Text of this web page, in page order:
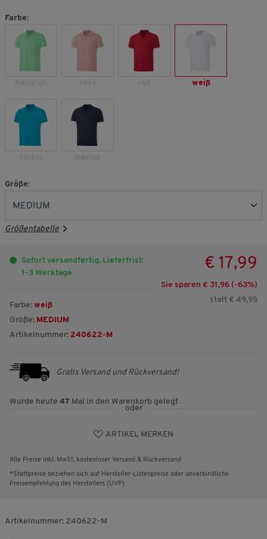
Farbe:
weiß
Größe:
Größentabelle
Sofort versandfertig, Lieferfrist:
1-3 Werktage
Farbe: weiß
Größe: MEDIUM
Artikelnummer: 240622-M
€ 17,99
Sie sparen € 31,96 (-63%)
statt € 49,95
Gratis Versand und Rückversand!
Wurde heute 47 Mal in den Warenkorb gelegt
oder
ARTIKEL MERKEN
Alle Preise inkl. MwSt, kostenloser Versand & Rückversand
*Stattpreise beziehen sich auf Hersteller-Listenpreise oder unverbindliche
Preisempfehlung des Herstellers (UVP)
Artikelnummer: 240622-M